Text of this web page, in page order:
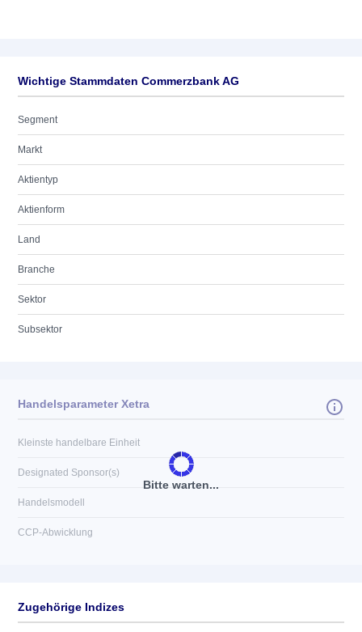
Wichtige Stammdaten Commerzbank AG
Segment
Markt
Aktientyp
Aktienform
Land
Branche
Sektor
Subsektor
Bitte warten...
Handelsparameter Xetra
Kleinste handelbare Einheit
Designated Sponsor(s)
Handelsmodell
CCP-Abwicklung
Zugehörige Indizes